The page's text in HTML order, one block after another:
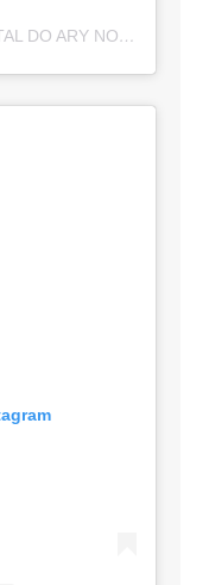
Um post compartilhado por PORTAL DO ARY NOTÍCIAS (@portaldoarynoticias)